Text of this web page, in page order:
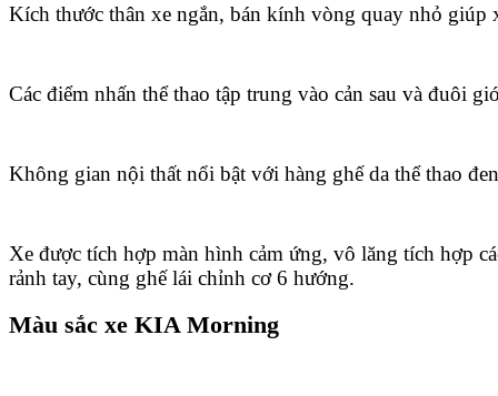
Kích thước thân xe ngắn, bán kính vòng quay nhỏ giúp
Các điểm nhấn thể thao tập trung vào cản sau và đuôi
Không gian nội thất nổi bật với hàng ghế da thể thao
Xe được tích hợp màn hình cảm ứng, vô lăng tích hợp
rảnh tay, cùng ghế lái chỉnh cơ 6 hướng.
Màu sắc xe KIA Morning